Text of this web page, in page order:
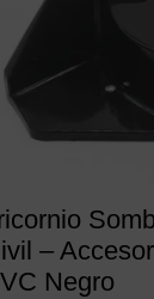
–
Negro